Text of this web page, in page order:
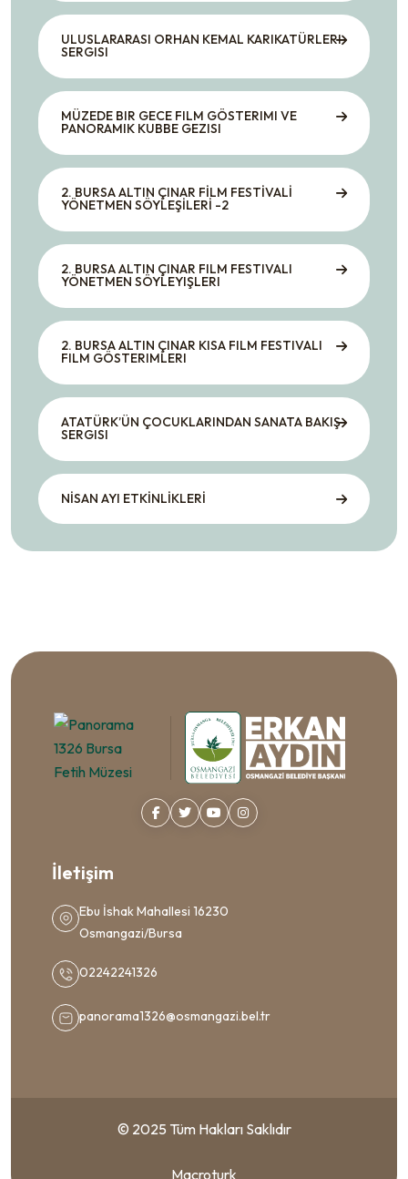
ULUSLARARASI ORHAN KEMAL KARIKATÜRLERI
SERGISI
MÜZEDE BIR GECE FILM GÖSTERIMI VE
PANORAMIK KUBBE GEZISI
2. BURSA ALTIN ÇINAR FİLM FESTİVALİ
YÖNETMEN SÖYLEŞİLERİ -2
2. BURSA ALTIN ÇINAR FILM FESTIVALI
YÖNETMEN SÖYLEYIŞLERI
2. BURSA ALTIN ÇINAR KISA FILM FESTIVALI
FILM GÖSTERIMLERI
ATATÜRK’ÜN ÇOCUKLARINDAN SANATA BAKIŞ
SERGISI
NİSAN AYI ETKİNLİKLERİ
İletişim
Ebu İshak Mahallesi 16230
Osmangazi/Bursa
02242241326
panorama1326@osmangazi.bel.tr
© 2025 Tüm Hakları Saklıdır
Macroturk